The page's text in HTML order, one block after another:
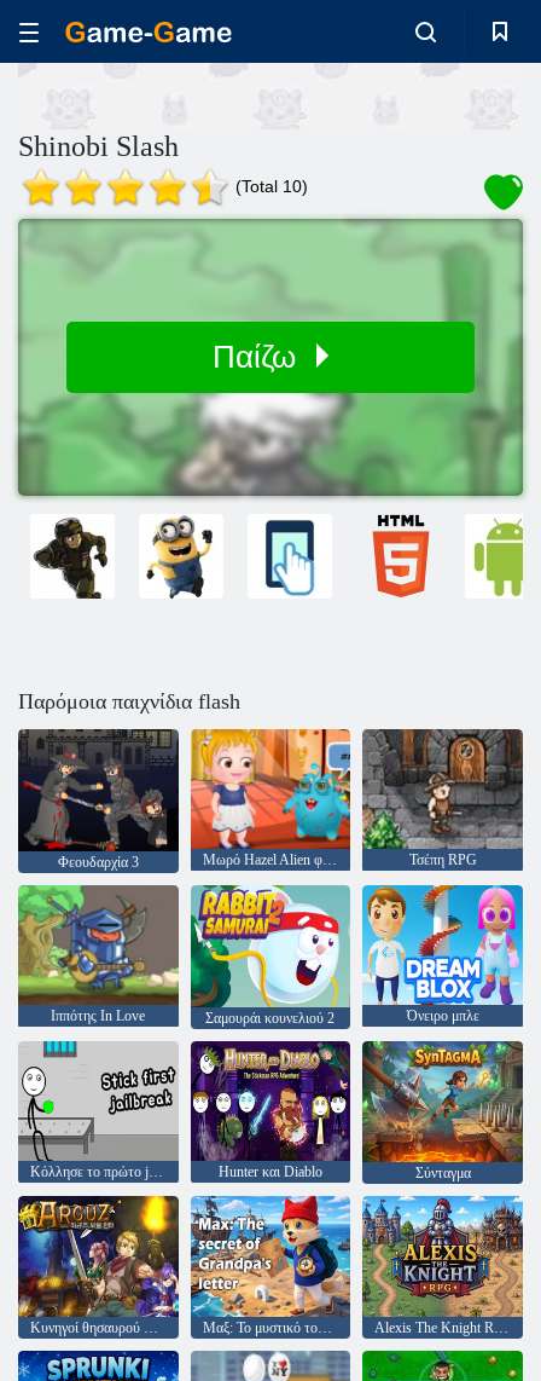
Shinobi Slash
(Total 10)
Παίζω
Παρόμοια παιχνίδια flash
Φεουδαρχία 3 Μωρό Hazel Alien φίλο Τσέπη RPG
Ιππότης In Love Σαμουράι κουνελιού 2 Όνειρο μπλε
Κόλλησε το πρώτο jailbreak Hunter και Diablo Σύνταγμα
Κυνηγοί θησαυρού Arcuz Μαξ: Το μυστικό του γράμματος του παππού Alexis The Knight RPG